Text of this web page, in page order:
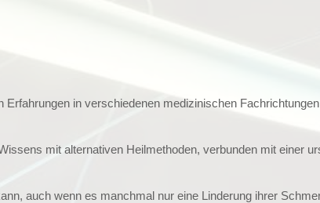
in verschiedenen medizinischen
mit alternativen Heilmethoden, verbunden mit einer
auch wenn es manchmal nur eine Linderung ihrer